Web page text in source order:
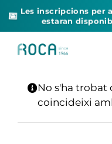
📅 Les inscripcions per
estaran
No s'ha
coincideixi